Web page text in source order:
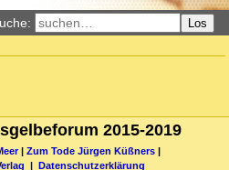
Los
2015-2019
| Zum Tode Jürgen Küßners
|
Datenschutzerklärung